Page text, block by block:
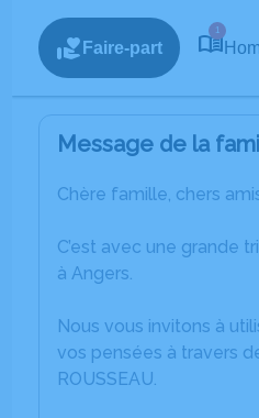
Faire-part
1
Message de la
Chère famille, chers
C’est avec une grande
à Angers.
Nous vous invitons à
vos pensées à travers
ROUSSEAU.